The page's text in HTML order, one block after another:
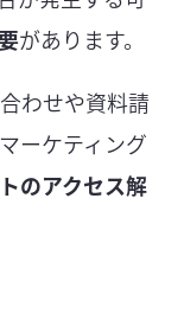
があります。
わせや資料請
ーケティング
のアクセス解